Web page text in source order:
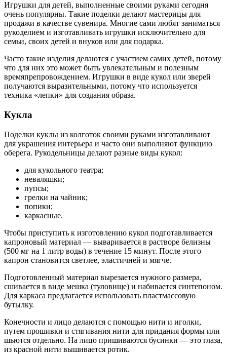
Игрушки для детей, выполненные своими руками сегодня
очень популярны. Такие поделки делают мастерицы для
продажи в качестве сувенира. Многие сами любят заниматься
рукоделием и изготавливать игрушки исключительно для
семьи, своих детей и внуков или для подарка.
Часто такие изделия делаются с участием самих детей, потому
что для них это может быть увлекательным и полезным
времяпрепровождением. Игрушки в виде кукол или зверей
получаются выразительными, потому что используется
техника «лепки» для создания образа.
Кукла
Поделки куклы из колготок своими руками изготавливают
для украшения интерьера и часто они выполняют функцию
оберега. Рукодельницы делают разные виды кукол:
для кукольного театра;
неваляшки;
пупсы;
грелки на чайник;
попики;
каркасные.
Чтобы приступить к изготовлению кукол подготавливается
капроновый материал — вываривается в растворе белизны
(500 мг на 1 литр воды) в течение 15 минут. После этого
капрон становится светлее, эластичней и мягче.
Подготовленный материал вырезается нужного размера,
сшивается в виде мешка (туловище) и набивается синтепоном.
Для каркаса предлагается использовать пластмассовую
бутылку.
Конечности и лицо делаются с помощью нити и иголки,
путем прошивки и стягивания нити для придания формы или
шьются отдельно. На лицо пришиваются бусинки — это глаза,
из красной нити вышивается ротик.